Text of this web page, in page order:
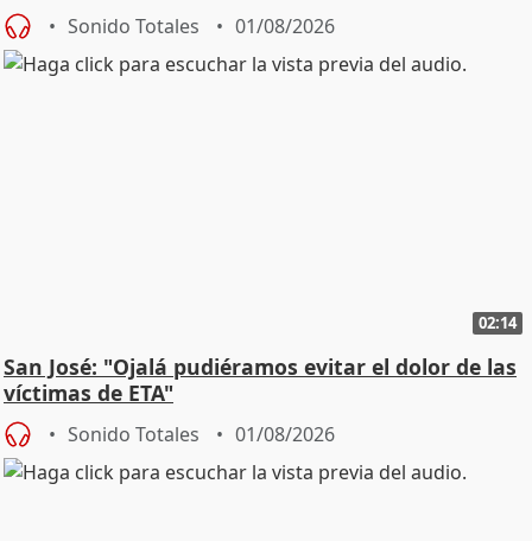
Sonido Totales 01/08/2026
02:14
San José: "Ojalá pudiéramos evitar el dolor de las
víctimas de ETA"
Sonido Totales 01/08/2026